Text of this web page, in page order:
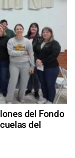
del Fondo
del